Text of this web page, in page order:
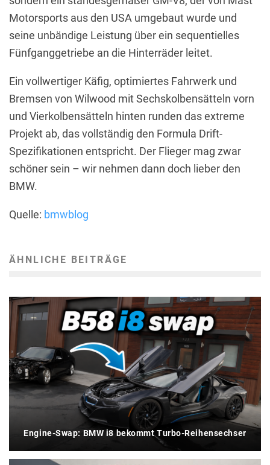
Motorsports aus den USA umgebaut wurde und
seine unbändige Leistung über ein sequentielles
Fünfganggetriebe an die Hinterräder leitet.
Ein vollwertiger Käfig, optimiertes Fahrwerk und
Bremsen von Wilwood mit Sechskolbensätteln vorn
und Vierkolbensätteln hinten runden das extreme
Projekt ab, das vollständig den Formula Drift-
Spezifikationen entspricht. Der Flieger mag zwar
schöner sein – wir nehmen dann doch lieber den
BMW.
Quelle: bmwblog
ÄHNLICHE BEITRÄGE
Engine-Swap: BMW i8 bekommt Turbo-Reihensechser